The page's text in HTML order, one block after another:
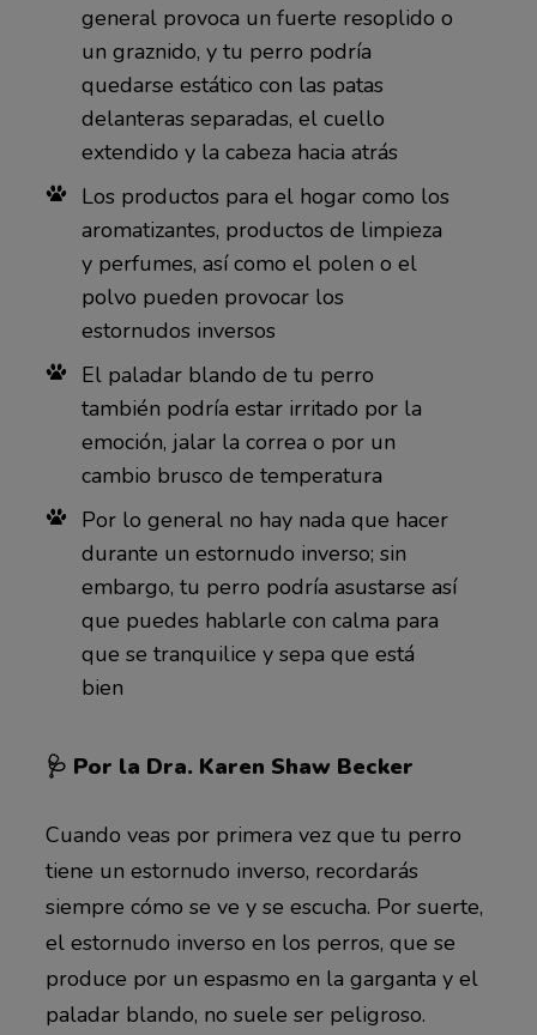
general provoca un fuerte resoplido o
un graznido, y tu perro podría
quedarse estático con las patas
delanteras separadas, el cuello
extendido y la cabeza hacia atrás
Los productos para el hogar como los
aromatizantes, productos de limpieza
y perfumes, así como el polen o el
polvo pueden provocar los
estornudos inversos
El paladar blando de tu perro
también podría estar irritado por la
emoción, jalar la correa o por un
cambio brusco de temperatura
Por lo general no hay nada que hacer
durante un estornudo inverso; sin
embargo, tu perro podría asustarse así
que puedes hablarle con calma para
que se tranquilice y sepa que está
bien
🩺 Por la Dra. Karen Shaw Becker
Cuando veas por primera vez que tu perro
tiene un estornudo inverso, recordarás
siempre cómo se ve y se escucha. Por suerte,
el estornudo inverso en los perros, que se
produce por un espasmo en la garganta y el
paladar blando, no suele ser peligroso.